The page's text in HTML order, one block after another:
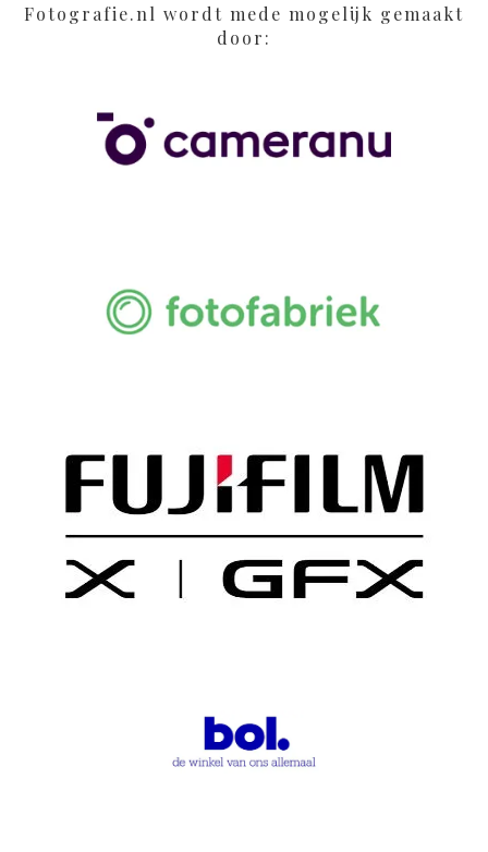
Fotografie.nl wordt mede mogelijk gemaakt
door: